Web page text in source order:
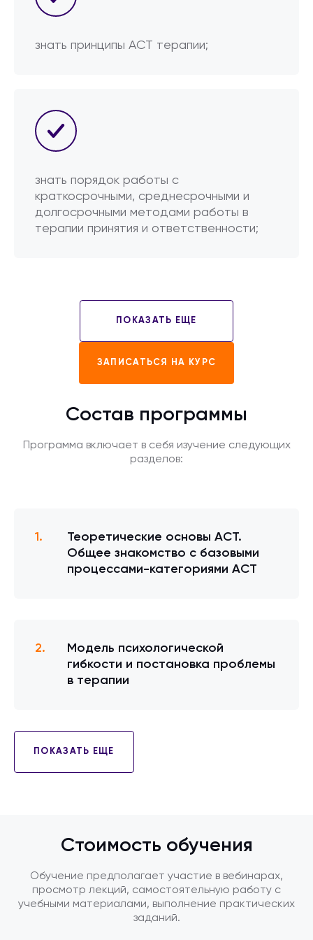
знать принципы ACT терапии;
знать порядок работы с
краткосрочными, среднесрочными и
долгосрочными методами работы в
терапии принятия и ответственности;
ПОКАЗАТЬ ЕЩЕ
ЗАПИСАТЬСЯ НА КУРС
Состав программы
Программа включает в себя изучение следующих
разделов:
Теоретические основы ACT.
Общее знакомство с базовыми
процессами-категориями АСТ
Модель психологической
гибкости и постановка проблемы
в терапии
ПОКАЗАТЬ ЕЩЕ
Стоимость обучения
Обучение предполагает участие в вебинарах,
просмотр лекций, самостоятельную работу с
учебными материалами, выполнение практических
заданий.